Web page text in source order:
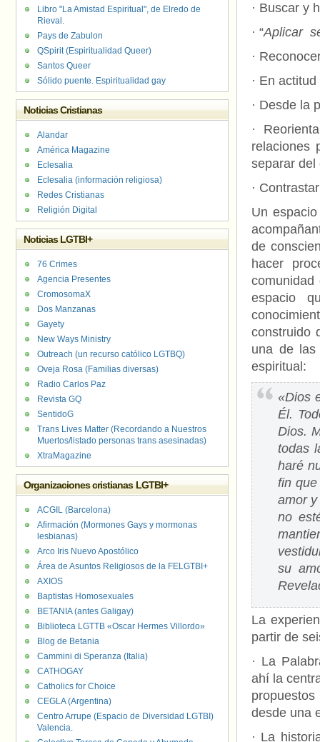
· Buscar y
· “Aplicar
·
· En
· Desde la
·
relaciones
separar del
·
Un
de
hacer
espacio
construido
una de las
espiritual:
«Dios
Él.
Dios.
todas
haré
fin
amor
no
su
La
partir de
· La
ahí la
desde una
· La
Libro "La Amistad Espiritual", de Elredo de
Rieval.
Pays de Zabulon
QSpirit (Espiritualidad Queer)
Santos Queer
Sólido puente. Espiritualidad gay
Noticias Cristianas
Alandar
América Magazine
Eclesalia
Eclesalia (información religiosa)
Redes Cristianas
Religión Digital
Noticias LGTBI+
76 Crimes
Agencia Presentes
CromosomaX
Dos Manzanas
Gayety
New Ways Ministry
Outreach (un recurso católico LGTBQ)
Oveja Rosa (Familias diversas)
Radio Carlos Paz
Revista GQ
SentidoG
Trans Lives Matter (Recordando a Nuestros
Muertos/listado personas trans asesinadas)
XtraMagazine
Organizaciones cristianas LGTBI+
ACGIL (Barcelona)
Afirmación (Mormones Gays y mormonas
lesbianas)
Arco Iris Nuevo Apostólico
Área de Asuntos Religiosos de la FELGTBI+
AXIOS
Baptistas Homosexuales
BETANIA (antes Galigay)
Biblioteca LGTTB «Oscar Hermes Villordo»
Blog de Betania
Cammini di Speranza (Italia)
CATHOGAY
Catholics for Choice
CEGLA (Argentina)
Centro Arrupe (Espacio de Diversidad LGTBI)
Valencia.